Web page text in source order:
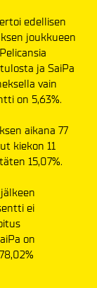
edellisen
joukkueen
ja SaiPa
vain
on 5,63%.
aikana 77
kiekon 11
15,07%.
ei
on